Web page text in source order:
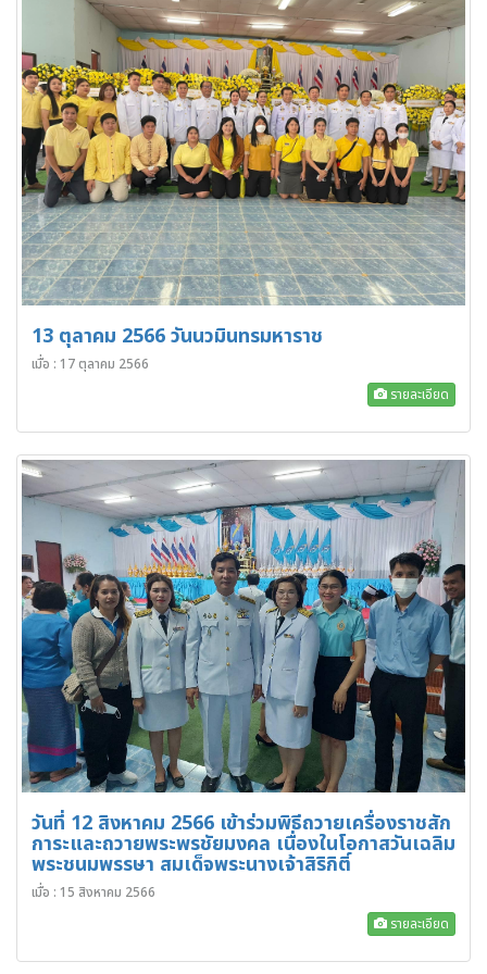
13 ตุลาคม 2566 วันนวมินทรมหาราช
เมื่อ : 17 ตุลาคม 2566
รายละเอียด
วันที่ 12 สิงหาคม 2566 เข้าร่วมพิธีถวายเครื่องราชสัก
การะและถวายพระพรชัยมงคล เนื่องในโอกาสวันเฉลิม
พระชนมพรรษา สมเด็จพระนางเจ้าสิริกิติ์
เมื่อ : 15 สิงหาคม 2566
รายละเอียด